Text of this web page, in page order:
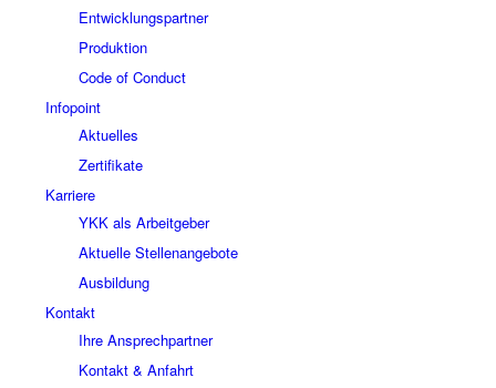
Entwicklungspartner
Produktion
Code of Conduct
Infopoint
Aktuelles
Zertifikate
Karriere
YKK als Arbeitgeber
Aktuelle Stellenangebote
Ausbildung
Kontakt
Ihre Ansprechpartner
Kontakt & Anfahrt